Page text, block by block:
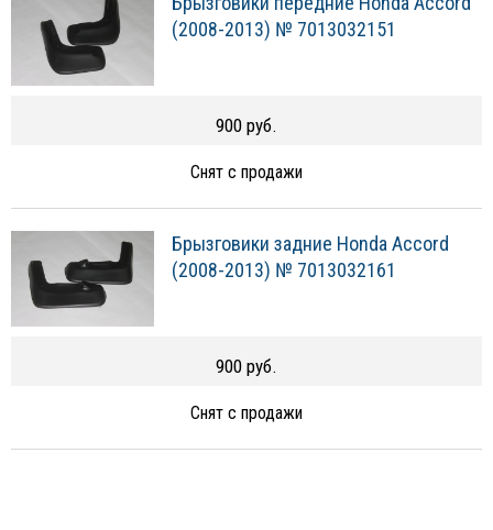
(2008-2013) № 7013032151
900 руб.
Снят с продажи
Брызговики задние Honda Accord
(2008-2013) № 7013032161
900 руб.
Снят с продажи